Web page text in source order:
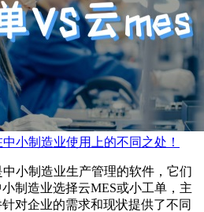
小制造业使用上的不同之处！
小制造业生产管理的软件，它们
制造业选择云MES或小工单，主
对企业的需求和现状提供了不同